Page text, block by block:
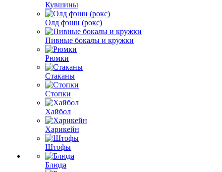
Кувшины
Олд фэшн (рокс)
Пивные бокалы и кружки
Рюмки
Стаканы
Стопки
Хайбол
Харикейн
Штофы
Блюда